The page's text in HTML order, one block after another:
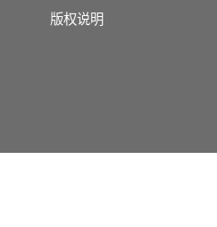
版权说明